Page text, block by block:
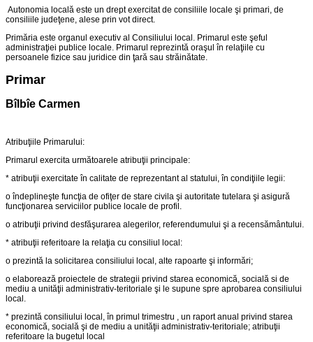
Autonomia locală este un drept exercitat de consiliile locale şi primari, de
consiliile judeţene, alese prin vot direct.
Primăria este organul executiv al Consiliului local. Primarul este şeful
administraţiei publice locale. Primarul reprezintă oraşul în relaţiile cu
persoanele fizice sau juridice din ţară sau străinătate.
Primar
Bîlbîe Carmen
Atribuţiile Primarului:
Primarul exercita următoarele atribuţii principale:
* atribuţii exercitate în calitate de reprezentant al statului, în condiţiile legii:
o îndeplineşte funcţia de ofiţer de stare civila şi autoritate tutelara şi asigură
funcţionarea serviciilor publice locale de profil.
o atribuţii privind desfăşurarea alegerilor, referendumului şi a recensământului.
* atribuţii referitoare la relaţia cu consiliul local:
o prezintă la solicitarea consiliului local, alte rapoarte şi informări;
o elaborează proiectele de strategii privind starea economică, socială si de
mediu a unităţii administrativ-teritoriale şi le supune spre aprobarea consiliului
local.
* prezintă consiliului local, în primul trimestru , un raport anual privind starea
economică, socială şi de mediu a unităţii administrativ-teritoriale; atribuţii
referitoare la bugetul local